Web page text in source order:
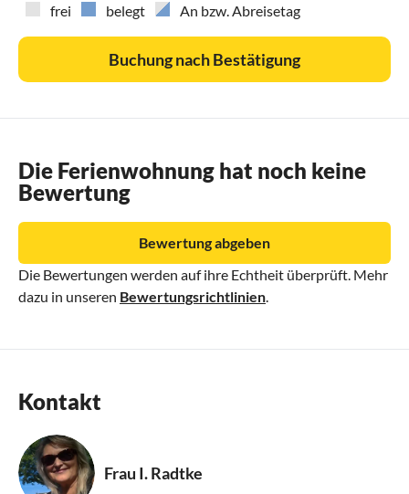
frei
belegt An bzw. Abreisetag
Buchung nach Bestätigung
Die Ferienwohnung hat noch keine
Bewertung
Die Bewertungen werden auf ihre Echtheit überprüft. Mehr
dazu in unseren Bewertungsrichtlinien
Bewertung abgeben
Kontakt
Frau I. Radtke